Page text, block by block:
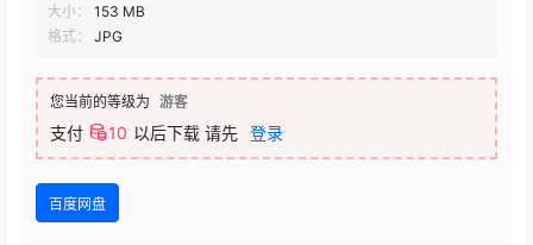
大小：
153 MB
格式：
JPG
您当前的等级为 游客
支付 10 以后下载 请先 登录
百度网盘